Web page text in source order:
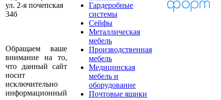
ул. 2-я почепская
34б
Обращаем ваше
внимание на то,
что данный сайт
носит
исключительно
информационный
Гардеробные
системы
Сейфы
Металлическая
мебель
Производственная
мебель
Медицинская
мебель и
оборудование
Почтовые ящики